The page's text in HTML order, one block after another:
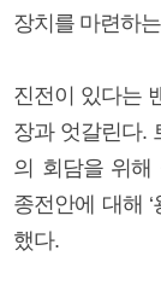
장치를 마련하
진전이 있다는
장과 엇갈린다.
의 회담을 위해
종전안에 대해 ‘
했다.